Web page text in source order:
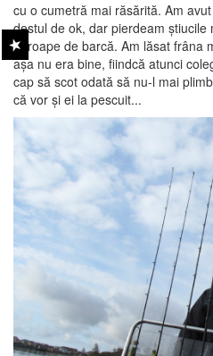
cu o cumetră mai răsărită. Am
destul de ok, dar pierdeam
aproape de barcă. Am lăsat frâna
așa nu era bine, fiindcă atunci
cap să scot odată să nu-l mai
că vor și ei la pescuit...